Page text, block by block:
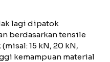
lagi dipatok
berdasarkan tensile
15 kN, 20 kN,
kemampuan material